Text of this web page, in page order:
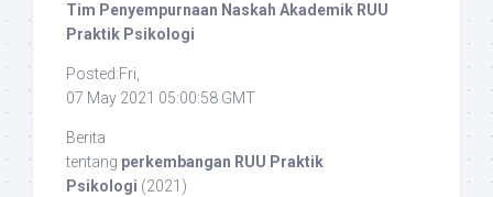
Tim Penyempurnaan Naskah Akademik RUU
Praktik Psikologi
Posted:Fri,
07 May 2021 05:00:58 GMT
Berita
tentang perkembangan RUU Praktik
Psikologi (2021)